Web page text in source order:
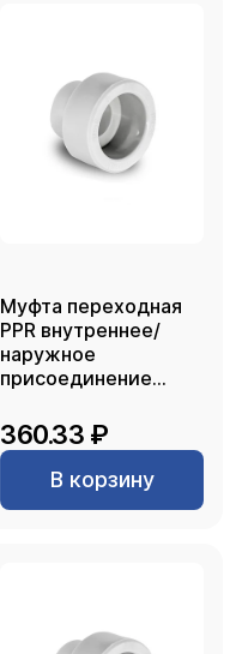
Муфта переходная
PPR внутреннее/
наружное
присоединение
360.33 ₽
В корзину